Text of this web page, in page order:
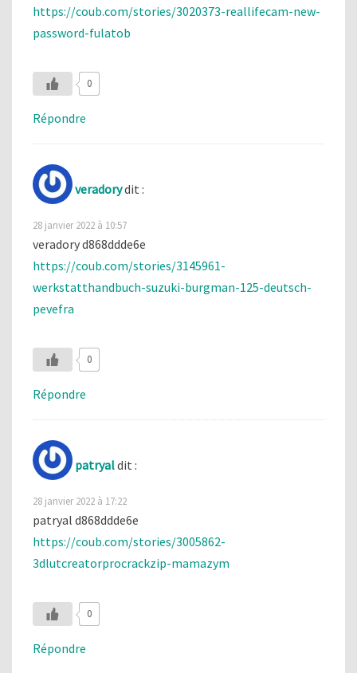
https://coub.com/stories/3020373-reallifecam-new-
password-fulatob
0
Répondre
veradorydit :
28 janvier 2022 à 10:57
veradory d868ddde6e
https://coub.com/stories/3145961-
werkstatthandbuch-suzuki-burgman-125-deutsch-
pevefra
0
Répondre
patryaldit :
28 janvier 2022 à 17:22
patryal d868ddde6e
https://coub.com/stories/3005862-
3dlutcreatorprocrackzip-mamazym
0
Répondre